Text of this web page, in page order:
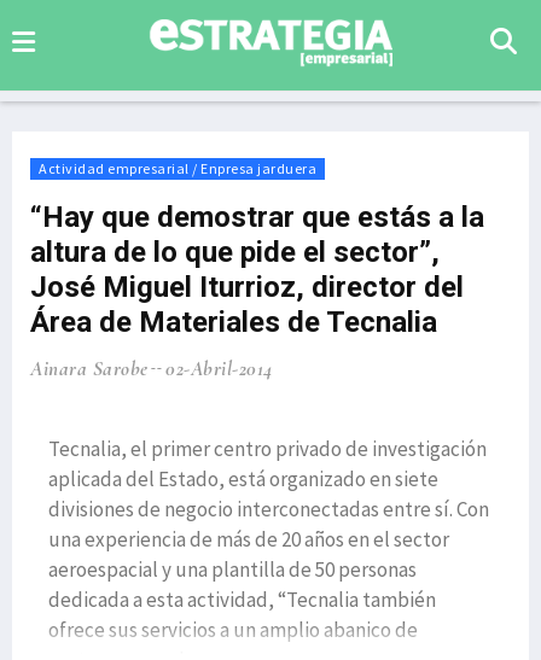
Actividad empresarial / Enpresa jarduera
“Hay que demostrar que estás a la
altura de lo que pide el sector”,
José Miguel Iturrioz, director del
Área de Materiales de Tecnalia
Ainara Sarobe 02-Abril-2014
Tecnalia, el primer centro privado de investigación
aplicada del Estado, está organizado en siete
divisiones de negocio interconectadas entre sí. Con
una experiencia de más de 20 años en el sector
aeroespacial y una plantilla de 50 personas
dedicada a esta actividad, “Tecnalia también
ofrece sus servicios a un amplio abanico de